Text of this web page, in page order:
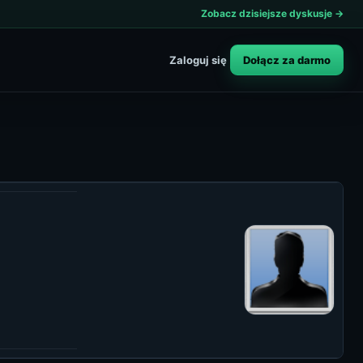
Zobacz dzisiejsze dyskusje →
Zaloguj się Dołącz za darmo